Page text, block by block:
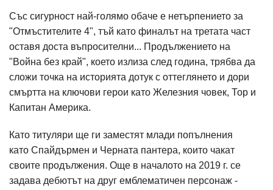
Със сигурност най-голямо обаче е нетърпението за
"Отмъстителите 4", тъй като финалът на третата част
оставя доста въпросителни... Продължението на
"Война без край", което излиза след година, трябва да
сложи точка на историята дотук с оттеглянето и дори
смъртта на ключови герои като Железния човек, Тор и
Капитан Америка.
Като титуляри ще ги заместят млади попълнения
като Спайдърмен и Черната пантера, които чакат
своите продължения. Още в началото на 2019 г. се
задава дебютът на друг емблематичен персонаж -